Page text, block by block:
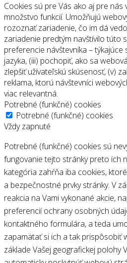
Cookies sú pre Vás ako aj pre nás
množstvo funkcií. Umožňujú
rozoznať zariadenie, čo im dá
zariadenie predtým navštívilo túto
preferencie návštevníka –
jazyka, (iii) pochopiť, ako sa
zlepšiť užívateľskú skúsenosť, (v)
reklama, ktorú návštevníci
viac relevantná.
Potrebné (funkčné) cookies
Potrebné (funkčné) cookies
Vždy zapnuté
Potrebné (funkčné) cookies sú
fungovanie tejto stránky preto ich
kategória zahŕňa iba cookies,
a bezpečnostné prvky stránky. V
reakcia na Vami vykonané akcie,
preferencií ochrany osobných
kontaktného formulára, a teda
zapamätať si ich a tak prispôsobiť
základe Vašej geografickej polohy